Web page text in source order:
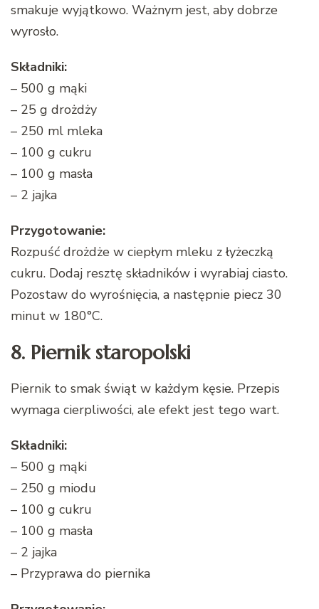
smakuje wyjątkowo. Ważnym jest, aby dobrze
wyrosło.
Składniki:
– 500 g mąki
– 25 g drożdży
– 250 ml mleka
– 100 g cukru
– 100 g masła
– 2 jajka
Przygotowanie:
Rozpuść drożdże w ciepłym mleku z łyżeczką
cukru. Dodaj resztę składników i wyrabiaj ciasto.
Pozostaw do wyrośnięcia, a następnie piecz 30
minut w 180°C.
8. Piernik staropolski
Piernik to smak świąt w każdym kęsie. Przepis
wymaga cierpliwości, ale efekt jest tego wart.
Składniki:
– 500 g mąki
– 250 g miodu
– 100 g cukru
– 100 g masła
– 2 jajka
– Przyprawa do piernika